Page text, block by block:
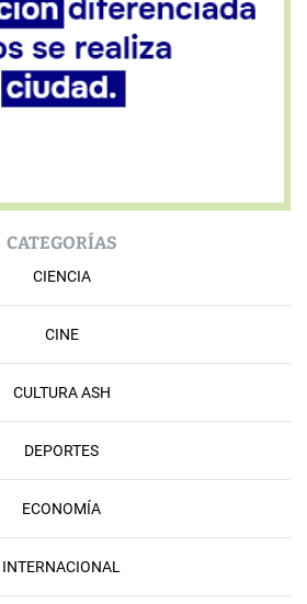
CATEGORÍAS
CIENCIA
CINE
CULTURA ASH
DEPORTES
ECONOMÍA
INTERNACIONAL